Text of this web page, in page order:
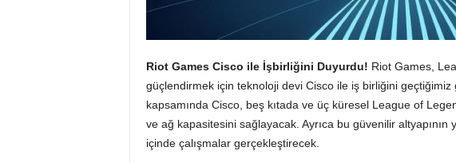
Riot Games Cisco ile İşbirliğini Duyurdu! Riot Games,
güçlendirmek için teknoloji devi Cisco ile iş birliğini geçtiğimiz
kapsamında Cisco, beş kıtada ve üç küresel League of
ve ağ kapasitesini sağlayacak. Ayrıca bu güvenilir altyapının
içinde çalışmalar gerçekleştirecek.